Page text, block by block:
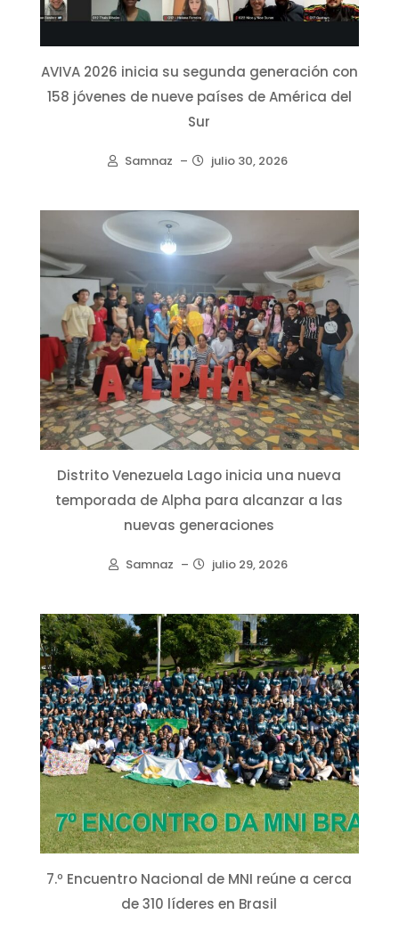
AVIVA 2026 inicia su segunda generación con
158 jóvenes de nueve países de América del
Sur
Samnaz – julio 30, 2026
Distrito Venezuela Lago inicia una nueva
temporada de Alpha para alcanzar a las
nuevas generaciones
Samnaz – julio 29, 2026
7.º Encuentro Nacional de MNI reúne a cerca
de 310 líderes en Brasil